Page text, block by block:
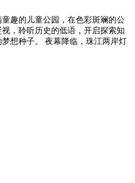
趣的儿童公园，在色彩斑斓的公
，聆听历史的低语，开启探索知
想种子。 夜幕降临，珠江两岸灯